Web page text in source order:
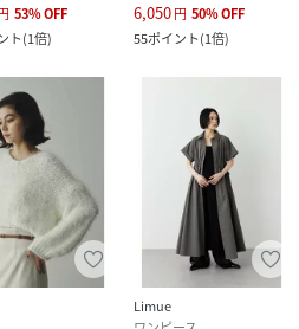
53%OFF
ト(1倍)
6,050円 50%OFF
55ポイント(1倍)
Limue